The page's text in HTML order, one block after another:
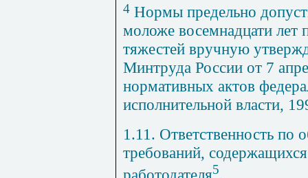
4 Нормы предельно
моложе восемнадцати
тяжестей вручную
Минтруда России от 7
нормативных актов
исполнительной власти,
1.11. Ответственность по
требований,
5